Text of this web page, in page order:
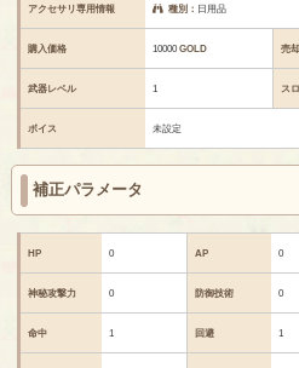
アクセサリ専用情報 種別： 日用品
購入価格 10000GOLD 売
武器レベル 1 ス
ボイス 未設定
補正パラメータ
HP 0 AP 0
神秘攻撃力 0 防御技術 0
命中 1 回避 1